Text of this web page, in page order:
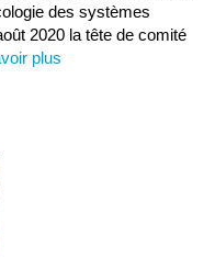
des systèmes
2020 la tête de comité
plus